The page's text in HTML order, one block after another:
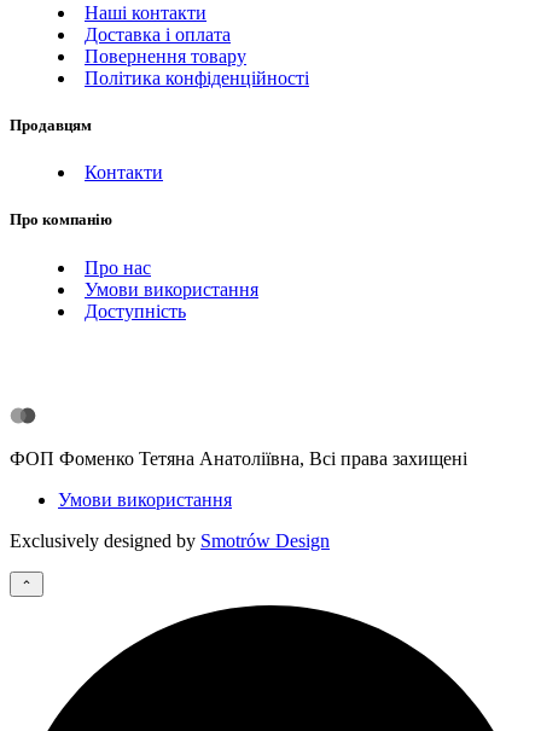
Наші контакти
Доставка і оплата
Повернення товару
Політика конфіденційності
Продавцям
Контакти
Про компанію
Про нас
Умови використання
Доступність
ФОП Фоменко Тетяна Анатоліївна, Всі права захищені
Умови використання
Exclusively designed by Smotrów Design